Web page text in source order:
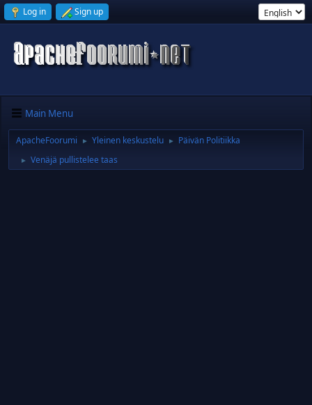
Log in Sign up
Main Menu
ApacheFoorumi ► Yleinen keskustelu ► Päivän Politiikka
► Venäjä pullistelee taas